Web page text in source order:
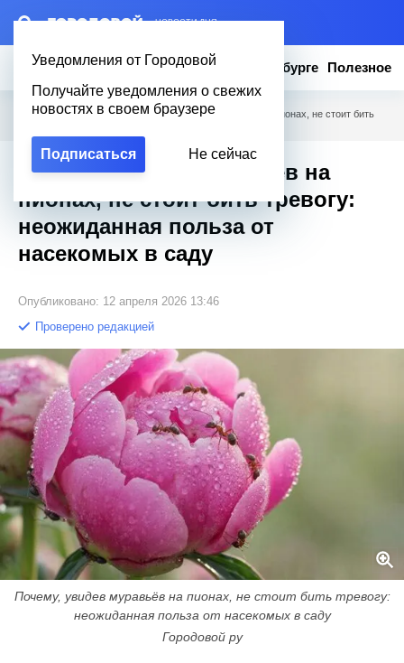
– НОВОСТИ ДНЯ
Уведомления от Городовой
Получайте уведомления о свежих
новостях в своем браузере
Подписаться Не сейчас
Новости Эксклюзив Вопросы о Петербурге Полезное
Городовой Полезное / Почему, увидев муравьёв на пионах, не стоит бить
Почему, увидев муравьёв на
пионах, не стоит бить тревогу:
неожиданная польза от
насекомых в саду
Опубликовано: 12 апреля 2026 13:46
Проверено редакцией
Почему, увидев муравьёв на пионах, не стоит бить тревогу:
неожиданная польза от насекомых в саду
Городовой ру